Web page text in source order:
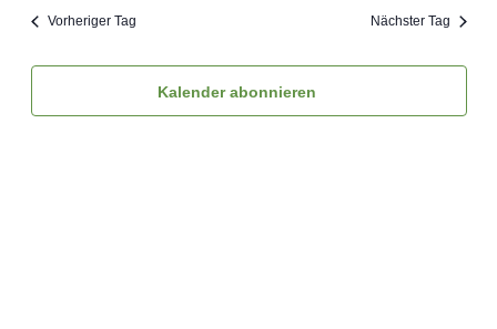
Vorheriger Tag Nächster Tag
Kalender abonnieren